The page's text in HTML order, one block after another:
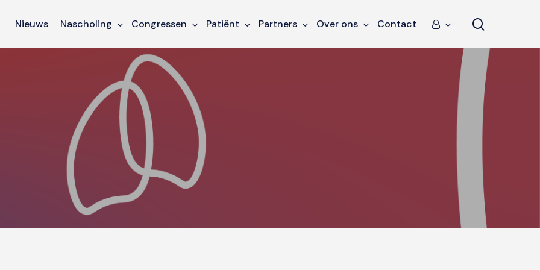
Nieuws Nascholing Congressen Patiënt Partners Over ons Contact